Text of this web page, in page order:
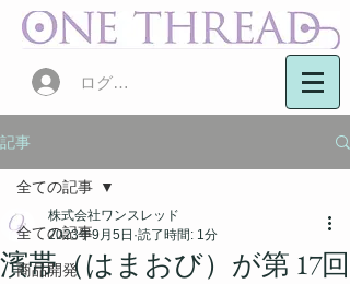
ログイン
記事
全ての記事
商品開発
全ての記事
濱帯（はまおび）が第 17回
株式会社ワンスレッド
2023年9月5日 読了時間: 1分